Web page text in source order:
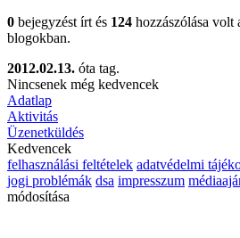
0 bejegyzést írt és 124 hozzászólása volt
blogokban.
2012.02.13. óta tag.
Nincsenek még kedvencek
Adatlap
Aktivitás
Üzenetküldés
Kedvencek
felhasználási feltételek adatvédelmi
jogi problémák dsa impresszum
módosítása